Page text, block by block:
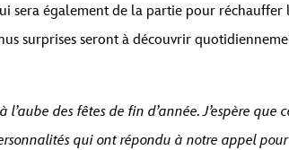
sera également de la partie pour réchauffer
surprises seront à découvrir
des fêtes de fin d’année. J’espère que
qui ont répondu à notre appel